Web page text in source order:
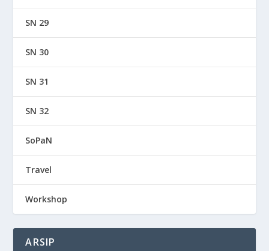
SN 29
SN 30
SN 31
SN 32
SoPaN
Travel
Workshop
ARSIP